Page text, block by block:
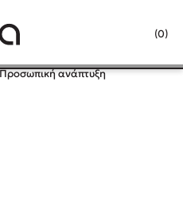
(0)
Κλείσιμο
ανάπτυξη